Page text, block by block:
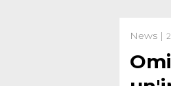
News |